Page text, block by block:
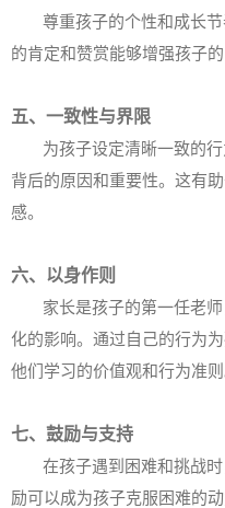
尊重孩子的个性和成长
的肯定和赞赏能够增强孩子的
五、一致性与界限
为孩子设定清晰一致的
背后的原因和重要性。这有
感。
六、以身作则
家长是孩子的第一任老
化的影响。通过自己的行为
他们学习的价值观和行为准则
七、鼓励与支持
在孩子遇到困难和挑战
励可以成为孩子克服困难的动